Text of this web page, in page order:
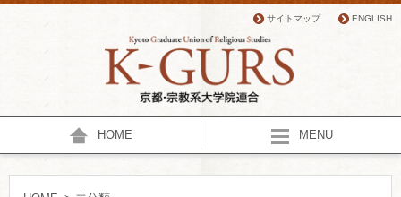
サイトマップ ENGLISH
HOME MENU